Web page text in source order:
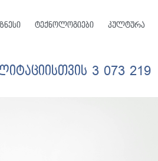
ტექნოლოგიები კულტურა
3 073 219